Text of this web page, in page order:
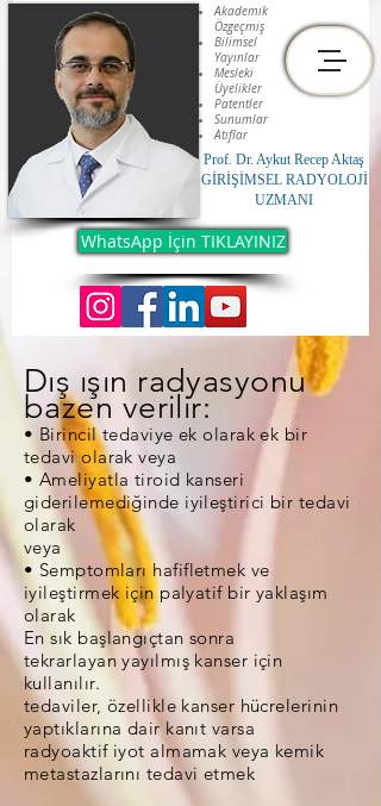
Prof. Dr. Aykut Recep Aktaş
GİRİŞİMSEL RADYOLOJİ
UZMANI
WhatsApp İçin TIKLAYINIZ
Akademik
Özgeçmiş
Bilimsel
Yayınlar
Mesleki
Üyelikler
Patentler
Sunumlar
Atıflar
Dış ışın radyasyonu
bazen verilir:
• Birincil tedaviye ek olarak ek bir
tedavi olarak veya
• Ameliyatla tiroid kanseri
giderilemediğinde iyileştirici bir tedavi
olarak
veya
• Semptomları hafifletmek ve
iyileştirmek için palyatif bir yaklaşım
olarak
En sık başlangıçtan sonra
tekrarlayan yayılmış kanser için
kullanılır.
tedaviler, özellikle kanser hücrelerinin
yaptıklarına dair kanıt varsa
radyoaktif iyot almamak veya kemik
metastazlarını tedavi etmek